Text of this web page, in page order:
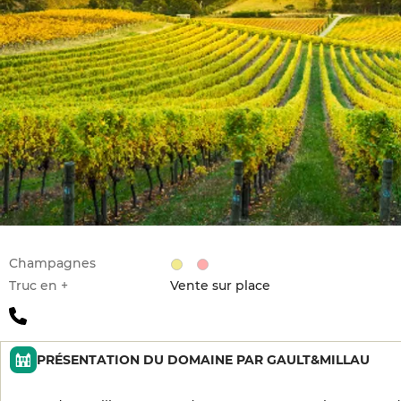
Champagnes
Truc en +
Vente sur place
PRÉSENTATION DU DOMAINE PAR GAULT&MILLAU